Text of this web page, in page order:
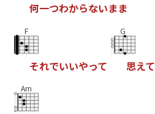
何一つわからないまま
F
それでいいやって
G
思えて
Am